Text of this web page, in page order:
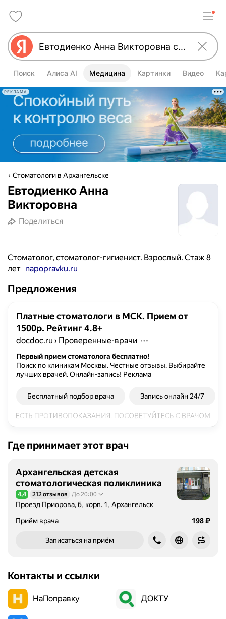
Поиск Алиса AI Медицина Картинки Видео
РЕКЛАМА
Стоматологи в Архангельске
Евтодиенко Анна
Викторовна
Поделиться
Стоматолог, стоматолог-гигиенист. Взрослый. Стаж 8
лет napopravku.ru
Предложения
Платные стоматологи в МСК. Прием от
1500р. Рейтинг 4.8+
docdoc.ru › Проверенные-врачи
Первый прием стоматолога бесплатно!
Поиск по клиникам Москвы. Честные отзывы. Выбирайте
лучших врачей. Онлайн-запись! Реклама
Бесплатный подбор врача Запись онлайн 24/7
Где принимает этот врач
Архангельская детская
стоматологическая поликлиника
Рейтинг 4,4 из 5
4,4 212 отзывов До 20:00
Проезд Приорова, 6, корп. 1, Архангельск
Приём врача
Цена
198₽
Записаться на приём
Контакты и ссылки
НаПоправку ДОКТУ